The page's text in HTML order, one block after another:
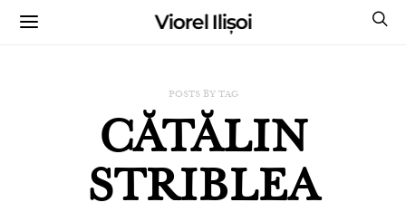
Viorel Ilișoi
POSTS BY TAG
CĂTĂLIN
STRIBLEA
CUMPĂRĂ CĂRȚILE MELE CU AUTOGRAF